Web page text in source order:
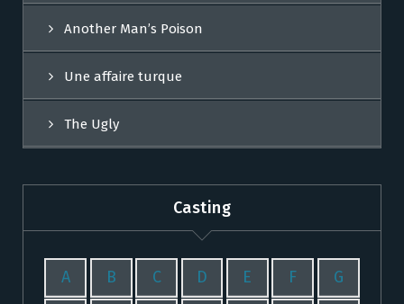
Another Man’s Poison
Une affaire turque
The Ugly
Casting
A B C D E F G